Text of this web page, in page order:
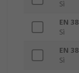
Sì
EN
Sì
EN
Sì